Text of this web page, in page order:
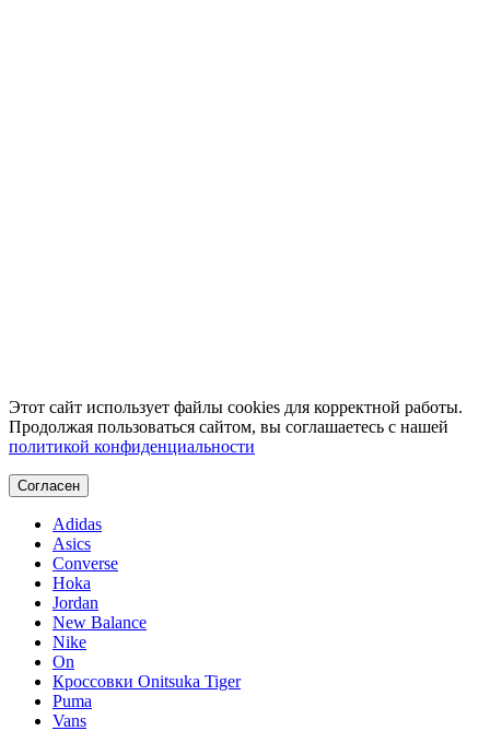
Этот сайт использует файлы cookies для корректной работы.
Продолжая пользоваться сайтом, вы соглашаетесь с нашей
политикой конфиденциальности
Согласен
Adidas
Asics
Converse
Hoka
Jordan
New Balance
Nike
On
Кроссовки Onitsuka Tiger
Puma
Vans